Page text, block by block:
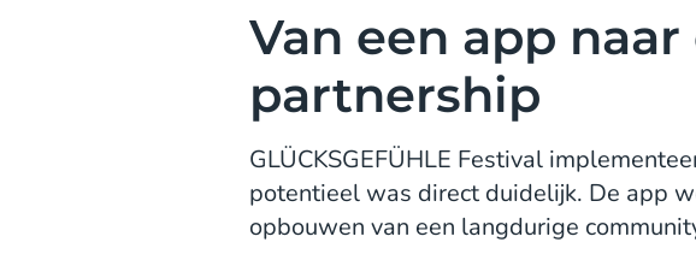
Van een app
partnership
GLÜCKSGEFÜHLE Festival
potentieel was direct duidelijk. De app
opbouwen van een langdurige